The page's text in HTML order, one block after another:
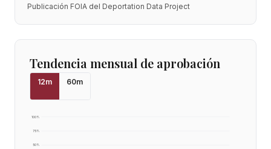
Publicación FOIA del Deportation Data Project
Tendencia mensual de aprobación
12m 60m
50%
75%
100%